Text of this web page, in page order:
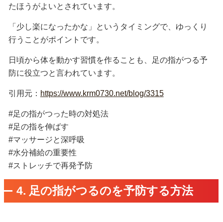
たほうがよいとされています。
「少し楽になったかな」というタイミングで、ゆっくり
行うことがポイントです。
日頃から体を動かす習慣を作ることも、足の指がつる予
防に役立つと言われています。
引用元： https://www.krm0730.net/blog/3315
#足の指がつった時の対処法
#足の指を伸ばす
#マッサージと深呼吸
#水分補給の重要性
#ストレッチで再発予防
4. 足の指がつるのを予防する方法